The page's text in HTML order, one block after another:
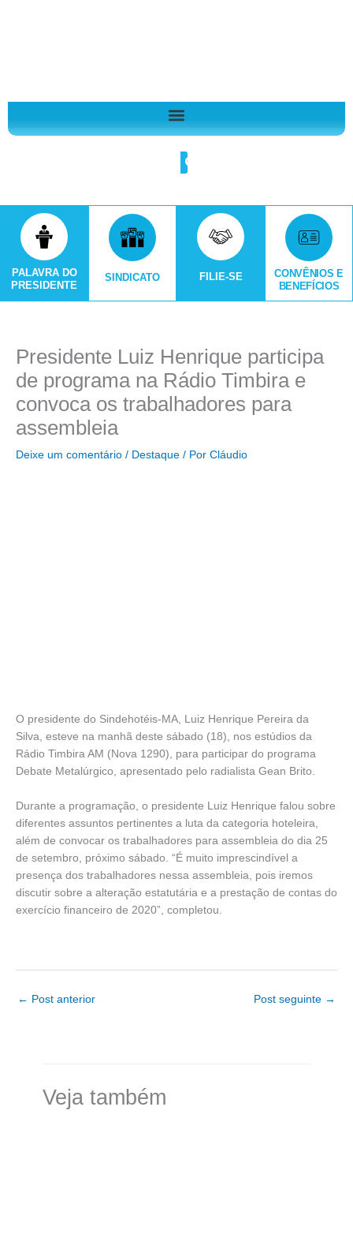
Search
PALAVRA DO
PRESIDENTE
SINDICATO FILIE-SE
CONVÊNIOS E
BENEFÍCIOS
Presidente Luiz Henrique participa
de programa na Rádio Timbira e
convoca os trabalhadores para
assembleia
Deixe um comentário / Destaque / Por Cláudio
O presidente do Sindehotéis-MA, Luiz Henrique Pereira da
Silva, esteve na manhã deste sábado (18), nos estúdios da
Rádio Timbira AM (Nova 1290), para participar do programa
Debate Metalúrgico, apresentado pelo radialista Gean Brito.
Durante a programação, o presidente Luiz Henrique falou sobre
diferentes assuntos pertinentes a luta da categoria hoteleira,
além de convocar os trabalhadores para assembleia do dia 25
de setembro, próximo sábado. “É muito imprescindível a
presença dos trabalhadores nessa assembleia, pois iremos
discutir sobre a alteração estatutária e a prestação de contas do
exercício financeiro de 2020”, completou.
← Post anterior Post seguinte →
Veja também
o